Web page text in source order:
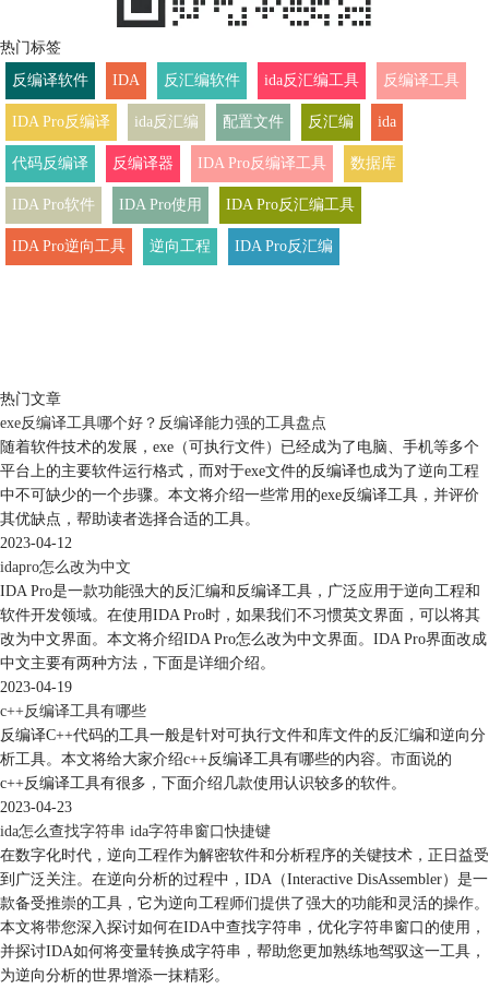
热门标签
反编译软件
IDA 反汇编软件 ida反汇编工具 反编译工具
IDA Pro反编译 ida反汇编 配置文件 反汇编 ida
代码反编译 反编译器 IDA Pro反编译工具 数据库
IDA Pro软件 IDA Pro使用 IDA Pro反汇编工具
IDA Pro逆向工具 逆向工程 IDA Pro反汇编
热门文章
exe反编译工具哪个好？反编译能力强的工具盘点
随着软件技术的发展，exe（可执行文件）已经成为了电脑、手机等多个
平台上的主要软件运行格式，而对于exe文件的反编译也成为了逆向工程
中不可缺少的一个步骤。本文将介绍一些常用的exe反编译工具，并评价
其优缺点，帮助读者选择合适的工具。
2023-04-12
idapro怎么改为中文
IDA Pro是一款功能强大的反汇编和反编译工具，广泛应用于逆向工程和
软件开发领域。在使用IDA Pro时，如果我们不习惯英文界面，可以将其
改为中文界面。本文将介绍IDA Pro怎么改为中文界面。IDA Pro界面改成
中文主要有两种方法，下面是详细介绍。
2023-04-19
c++反编译工具有哪些
反编译C++代码的工具一般是针对可执行文件和库文件的反汇编和逆向分
析工具。本文将给大家介绍c++反编译工具有哪些的内容。市面说的
c++反编译工具有很多，下面介绍几款使用认识较多的软件。
2023-04-23
ida怎么查找字符串 ida字符串窗口快捷键
在数字化时代，逆向工程作为解密软件和分析程序的关键技术，正日益受
到广泛关注。在逆向分析的过程中，IDA（Interactive DisAssembler）是一
款备受推崇的工具，它为逆向工程师们提供了强大的功能和灵活的操作。
本文将带您深入探讨如何在IDA中查找字符串，优化字符串窗口的使用，
并探讨IDA如何将变量转换成字符串，帮助您更加熟练地驾驭这一工具，
为逆向分析的世界增添一抹精彩。